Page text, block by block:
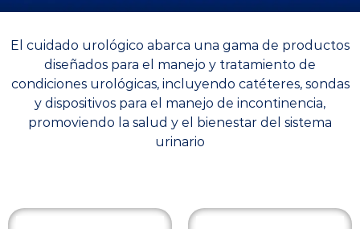
El cuidado urológico abarca una gama de productos
diseñados para el manejo y tratamiento de
condiciones urológicas, incluyendo catéteres, sondas
y dispositivos para el manejo de incontinencia,
promoviendo la salud y el bienestar del sistema
urinario